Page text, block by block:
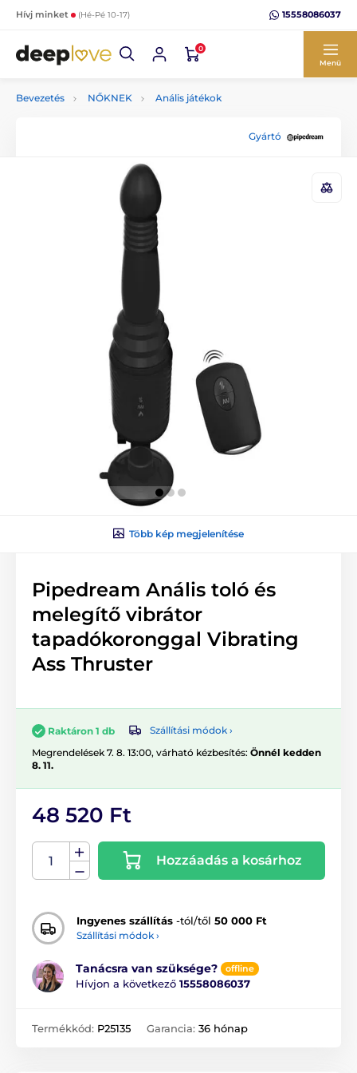
Hívj minket (Hé-Pé 10-17) 15558086037
0
Menü
Bevezetés NŐKNEK Anális játékok
Gyártó
Több kép megjelenítése
Pipedream Anális toló és
melegítő vibrátor
tapadókoronggal Vibrating
Ass Thruster
Raktáron 1 db
Szállítási módok ›
Megrendelések 7. 8. 13:00, várható kézbesítés: Önnél kedden
8. 11.
48 520 Ft
Hozzáadás a kosárhoz
Ingyenes szállítás -tól/től 50 000 Ft
Szállítási módok ›
Tanácsra van szüksége? offline
Hívjon a következő 15558086037
Termékkód: P25135 Garancia: 36 hónap